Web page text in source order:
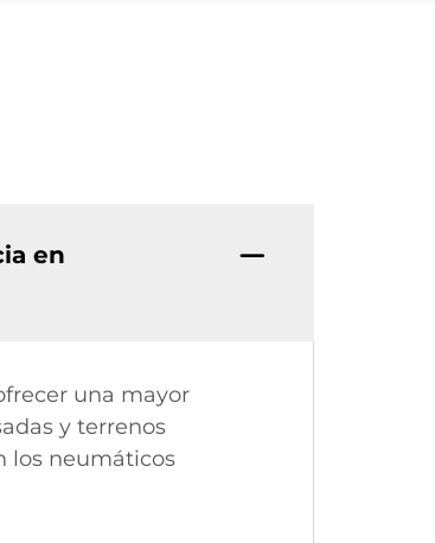
en
una mayor
y terrenos
los neumáticos